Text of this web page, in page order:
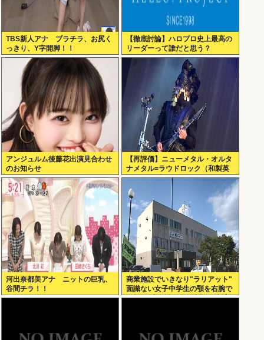
TBS新人アナ ブラチラ、お尻く
っきり、Y字開脚！！
【徹底討論】ハロプロ史上最高の
リーダーって誰だと思う？
アンジュルム後藤花出演見合わせ
のお知らせ
【再評価】ニューメタル・オルタ
ナメタル=ラウドロック（和製英
語）がZに刺さってるらしい。お
前らがキッズの頃好きだったバン
ドは何？
河出奈都美アナ ニットの巨乳、
谷間チラ！！
商業施設でいきなり"ラリアット"
面識ない女子中学生の顎を右腕で
殴打 22歳女性を暴行容疑で逮捕